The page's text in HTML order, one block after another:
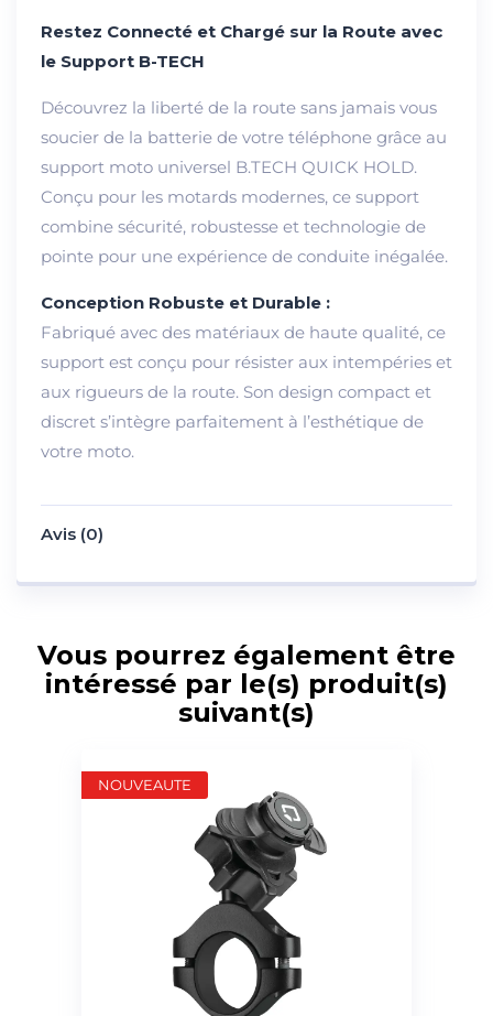
Restez Connecté et Chargé sur la Route avec
le Support B-TECH
Découvrez la liberté de la route sans jamais vous
soucier de la batterie de votre téléphone grâce au
support moto universel B.TECH QUICK HOLD.
Conçu pour les motards modernes, ce support
combine sécurité, robustesse et technologie de
pointe pour une expérience de conduite inégalée.
Conception Robuste et Durable :
Fabriqué avec des matériaux de haute qualité, ce
support est conçu pour résister aux intempéries et
aux rigueurs de la route. Son design compact et
discret s’intègre parfaitement à l’esthétique de
votre moto.
Avis (0)
Vous pourrez également être
intéressé par le(s) produit(s)
suivant(s)
NOUVEAUTE